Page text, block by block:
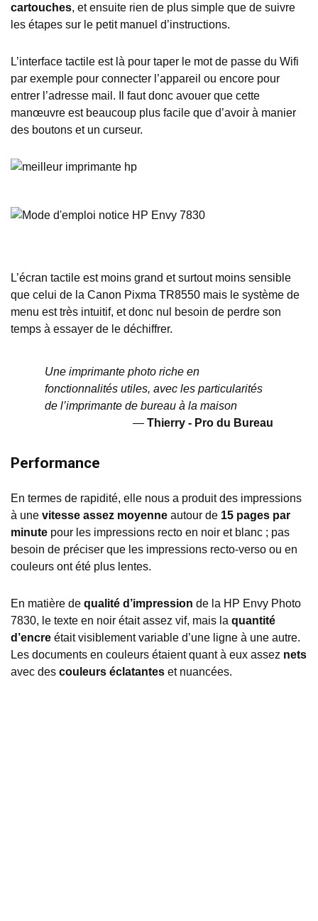
cartouches, et ensuite rien de plus simple que de suivre
les étapes sur le petit manuel d’instructions.
L’interface tactile est là pour taper le mot de passe du Wifi
par exemple pour connecter l’appareil ou encore pour
entrer l’adresse mail. Il faut donc avouer que cette
manœuvre est beaucoup plus facile que d’avoir à manier
des boutons et un curseur.
L’écran tactile est moins grand et surtout moins sensible
que celui de la Canon Pixma TR8550 mais le système de
menu est très intuitif, et donc nul besoin de perdre son
temps à essayer de le déchiffrer.
Une imprimante photo riche en
fonctionnalités utiles, avec les particularités
de l’imprimante de bureau à la maison
Thierry - Pro du Bureau
Performance
En termes de rapidité, elle nous a produit des impressions
à une vitesse assez moyenne autour de 15 pages par
minute pour les impressions recto en noir et blanc ; pas
besoin de préciser que les impressions recto-verso ou en
couleurs ont été plus lentes.
En matière de qualité d’impression de la HP Envy Photo
7830, le texte en noir était assez vif, mais la quantité
d’encre était visiblement variable d’une ligne à une autre.
Les documents en couleurs étaient quant à eux assez nets
avec des couleurs éclatantes et nuancées.